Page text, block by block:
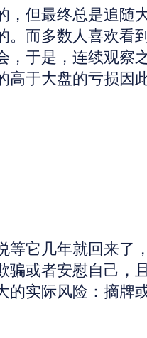
但最终总是追随
。而多数人喜欢看
，于是，连续观察
高于大盘的亏损因
它几年就回来了
骗或者安慰自己，
的实际风险：摘牌